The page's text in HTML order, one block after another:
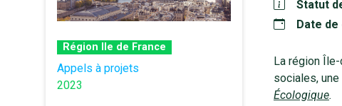
Région Ile de France
Appels à projets
2023
Statut
Date
La région
sociales,
Écologique.